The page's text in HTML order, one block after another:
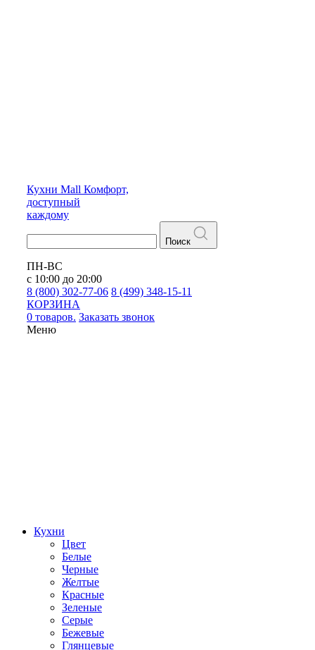
Кухни Mall Комфорт,
доступный
каждому
Поиск
ПН-ВС
с 10:00 до 20:00
8 (800) 302-77-06 8 (499) 348-15-11
КОРЗИНА
0 товаров. Заказать звонок
Меню
Кухни
Цвет
Белые
Черные
Желтые
Красные
Зеленые
Серые
Бежевые
Глянцевые